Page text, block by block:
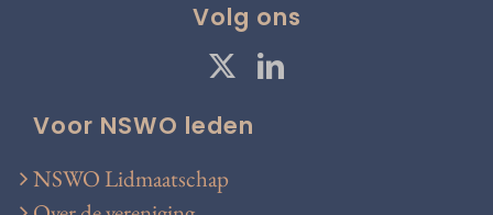
Volg ons
Voor NSWO leden
NSWO Lidmaatschap